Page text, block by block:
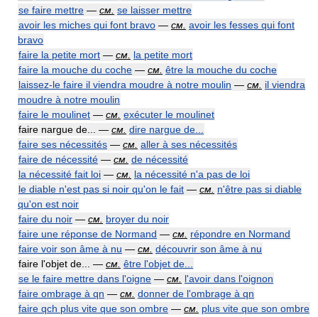
se faire mettre — см. se laisser mettre
avoir les miches qui font bravo — см. avoir les fesses qui font
bravo
faire la petite mort — см. la petite mort
faire la mouche du coche — см. être la mouche du coche
laissez-le faire il viendra moudre à notre moulin — см. il viendra
moudre à notre moulin
faire le moulinet — см. exécuter le moulinet
faire nargue de... — см. dire nargue de...
faire ses nécessités — см. aller à ses nécessités
faire de nécessité — см. de nécessité
la nécessité fait loi — см. la nécessité n'a pas de loi
le diable n'est pas si noir qu'on le fait — см. n'être pas si diable
qu'on est noir
faire du noir — см. broyer du noir
faire une réponse de Normand — см. répondre en Normand
faire voir son âme à nu — см. découvrir son âme à nu
faire l'objet de... — см. être l'objet de...
se le faire mettre dans l'oigne — см. l'avoir dans l'oignon
faire ombrage à qn — см. donner de l'ombrage à qn
faire qch plus vite que son ombre — см. plus vite que son ombre